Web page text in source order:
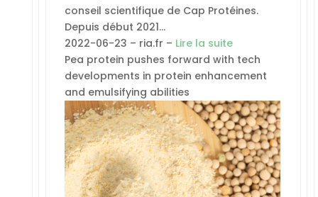
conseil scientifique de Cap Protéines.
Depuis début 2021…
2022-06-23 – ria.fr – Lire la suite
Pea protein pushes forward with tech
developments in protein enhancement
and emulsifying abilities